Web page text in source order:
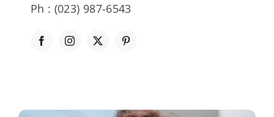
Ph : (023) 987-6543